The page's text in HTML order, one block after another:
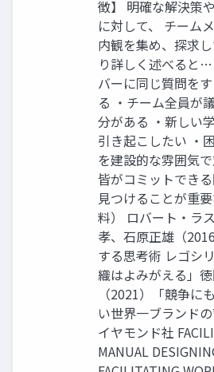
徴】 明確な解決策
に対して、 チーム
内観を集め、探求
り詳しく述べると
バーに同じ質問を
る ・チーム全員が
分がある ・新しい
引き起こしたい ・
を建設的な雰囲気
皆がコミットでき
見つけることが重
料） ロバート・ラ
孝、石原正雄（
する思考術 レゴシ
織はよみがえる」
（2021）「競争に
い世界一ブランド
イヤモンド社
MANUAL